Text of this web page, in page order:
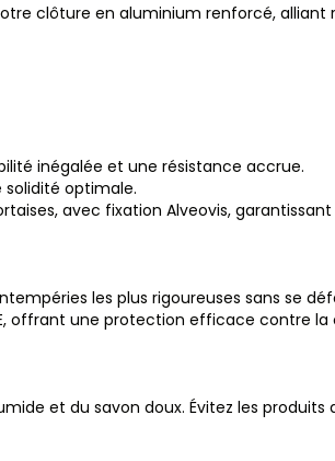
clôture en aluminium renforcé,
inégalée et une résistance accrue.
solidité optimale.
avec fixation Alveovis,
les plus rigoureuses sans se
offrant une protection efficace contre
et du savon doux. Évitez les produits